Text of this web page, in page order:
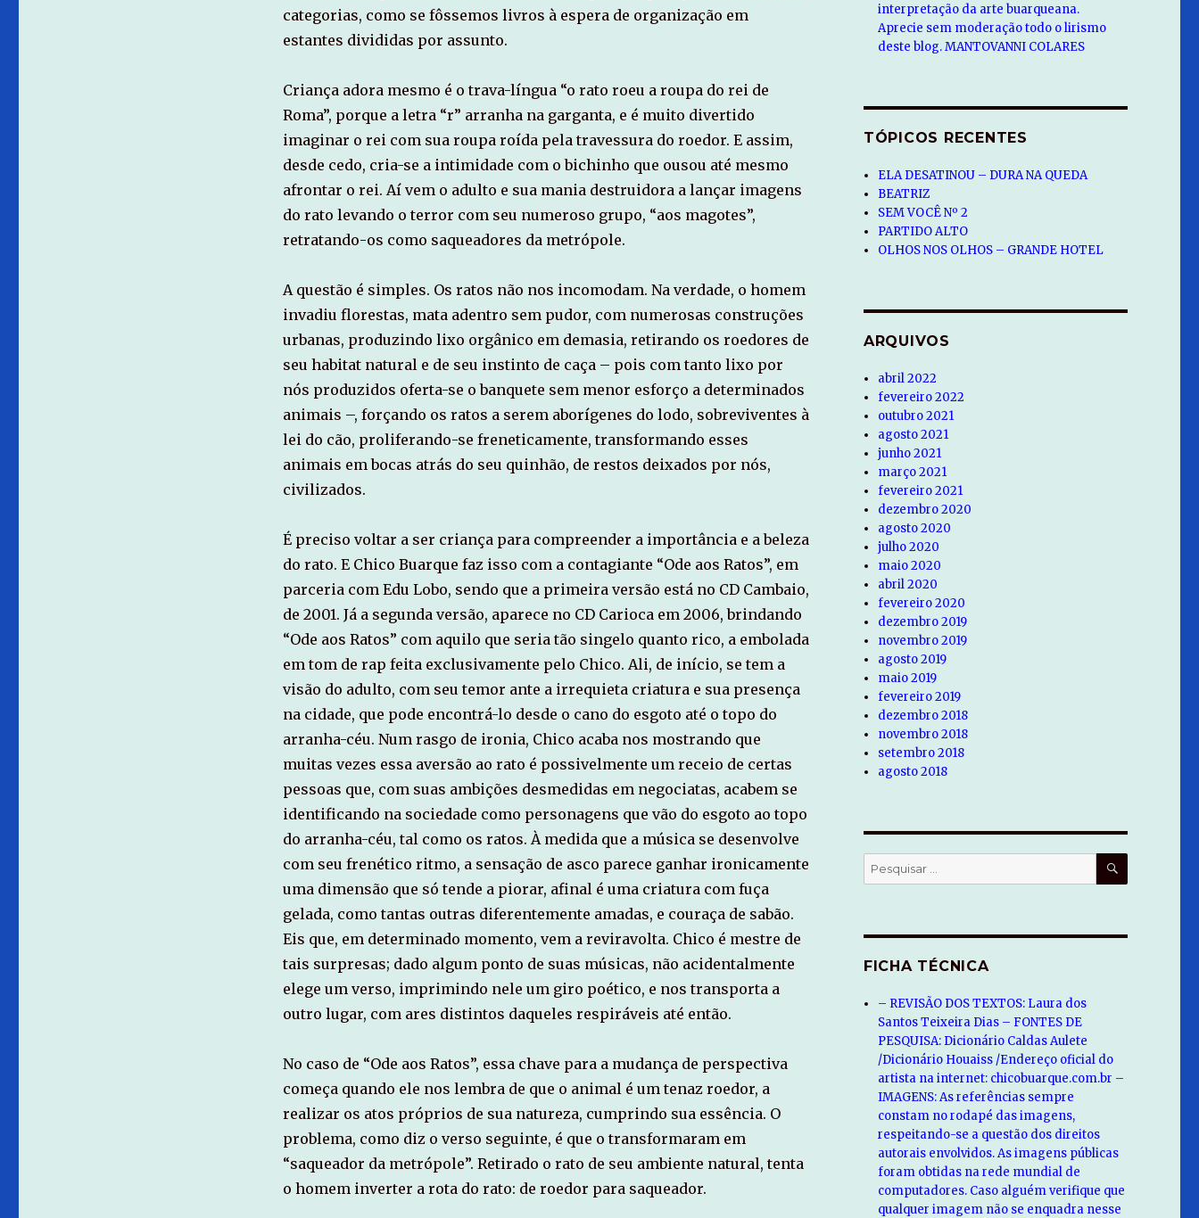
categorias, como se fôssemos livros à espera de organização em
estantes divididas por assunto.
Criança adora mesmo é o trava-língua “o rato roeu a roupa do rei de
Roma”, porque a letra “r” arranha na garganta, e é muito divertido
imaginar o rei com sua roupa roída pela travessura do roedor. E assim,
desde cedo, cria-se a intimidade com o bichinho que ousou até mesmo
afrontar o rei. Aí vem o adulto e sua mania destruidora a lançar imagens
do rato levando o terror com seu numeroso grupo, “aos magotes”,
retratando-os como saqueadores da metrópole.
A questão é simples. Os ratos não nos incomodam. Na verdade, o homem
invadiu florestas, mata adentro sem pudor, com numerosas construções
urbanas, produzindo lixo orgânico em demasia, retirando os roedores de
seu habitat natural e de seu instinto de caça – pois com tanto lixo por
nós produzidos oferta-se o banquete sem menor esforço a determinados
animais –, forçando os ratos a serem aborígenes do lodo, sobreviventes à
lei do cão, proliferando-se freneticamente, transformando esses
animais em bocas atrás do seu quinhão, de restos deixados por nós,
civilizados.
É preciso voltar a ser criança para compreender a importância e a beleza
do rato. E Chico Buarque faz isso com a contagiante “Ode aos Ratos”, em
parceria com Edu Lobo, sendo que a primeira versão está no CD Cambaio,
de 2001. Já a segunda versão, aparece no CD Carioca em 2006, brindando
“Ode aos Ratos” com aquilo que seria tão singelo quanto rico, a embolada
em tom de rap feita exclusivamente pelo Chico. Ali, de início, se tem a
visão do adulto, com seu temor ante a irrequieta criatura e sua presença
na cidade, que pode encontrá-lo desde o cano do esgoto até o topo do
arranha-céu. Num rasgo de ironia, Chico acaba nos mostrando que
muitas vezes essa aversão ao rato é possivelmente um receio de certas
pessoas que, com suas ambições desmedidas em negociatas, acabem se
identificando na sociedade como personagens que vão do esgoto ao topo
do arranha-céu, tal como os ratos. À medida que a música se desenvolve
com seu frenético ritmo, a sensação de asco parece ganhar ironicamente
uma dimensão que só tende a piorar, afinal é uma criatura com fuça
gelada, como tantas outras diferentemente amadas, e couraça de sabão.
Eis que, em determinado momento, vem a reviravolta. Chico é mestre de
tais surpresas; dado algum ponto de suas músicas, não acidentalmente
elege um verso, imprimindo nele um giro poético, e nos transporta a
outro lugar, com ares distintos daqueles respiráveis até então.
No caso de “Ode aos Ratos”, essa chave para a mudança de perspectiva
começa quando ele nos lembra de que o animal é um tenaz roedor, a
realizar os atos próprios de sua natureza, cumprindo sua essência. O
problema, como diz o verso seguinte, é que o transformaram em
“saqueador da metrópole”. Retirado o rato de seu ambiente natural, tenta
o homem inverter a rota do rato: de roedor para saqueador.
interpretação da arte buarqueana.
Aprecie sem moderação todo o lirismo
deste blog. MANTOVANNI COLARES
TÓPICOS RECENTES
ELA DESATINOU – DURA NA QUEDA
BEATRIZ
SEM VOCÊ Nº 2
PARTIDO ALTO
OLHOS NOS OLHOS – GRANDE HOTEL
ARQUIVOS
abril 2022
fevereiro 2022
outubro 2021
agosto 2021
junho 2021
março 2021
fevereiro 2021
dezembro 2020
agosto 2020
julho 2020
maio 2020
abril 2020
fevereiro 2020
dezembro 2019
novembro 2019
agosto 2019
maio 2019
fevereiro 2019
dezembro 2018
novembro 2018
setembro 2018
agosto 2018
Pesquisar
por:
FICHA TÉCNICA
– REVISÃO DOS TEXTOS: Laura dos
Santos Teixeira Dias – FONTES DE
PESQUISA: Dicionário Caldas Aulete
/Dicionário Houaiss /Endereço oficial do
artista na internet: chicobuarque.com.br –
IMAGENS: As referências sempre
constam no rodapé das imagens,
respeitando-se a questão dos direitos
autorais envolvidos. As imagens públicas
foram obtidas na rede mundial de
computadores. Caso alguém verifique que
qualquer imagem não se enquadra nesse